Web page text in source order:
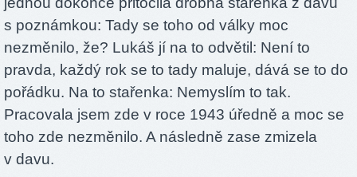
s poznámkou: Tady se toho od války moc
nezměnilo, že? Lukáš jí na to odvětil: Není to
pravda, každý rok se to tady maluje, dává se to do
pořádku. Na to stařenka: Nemyslím to tak.
Pracovala jsem zde v roce 1943 úředně a moc se
toho zde nezměnilo. A následně zase zmizela
v davu.